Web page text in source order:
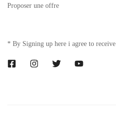
Proposer une offre
* By Signing up here i agree to